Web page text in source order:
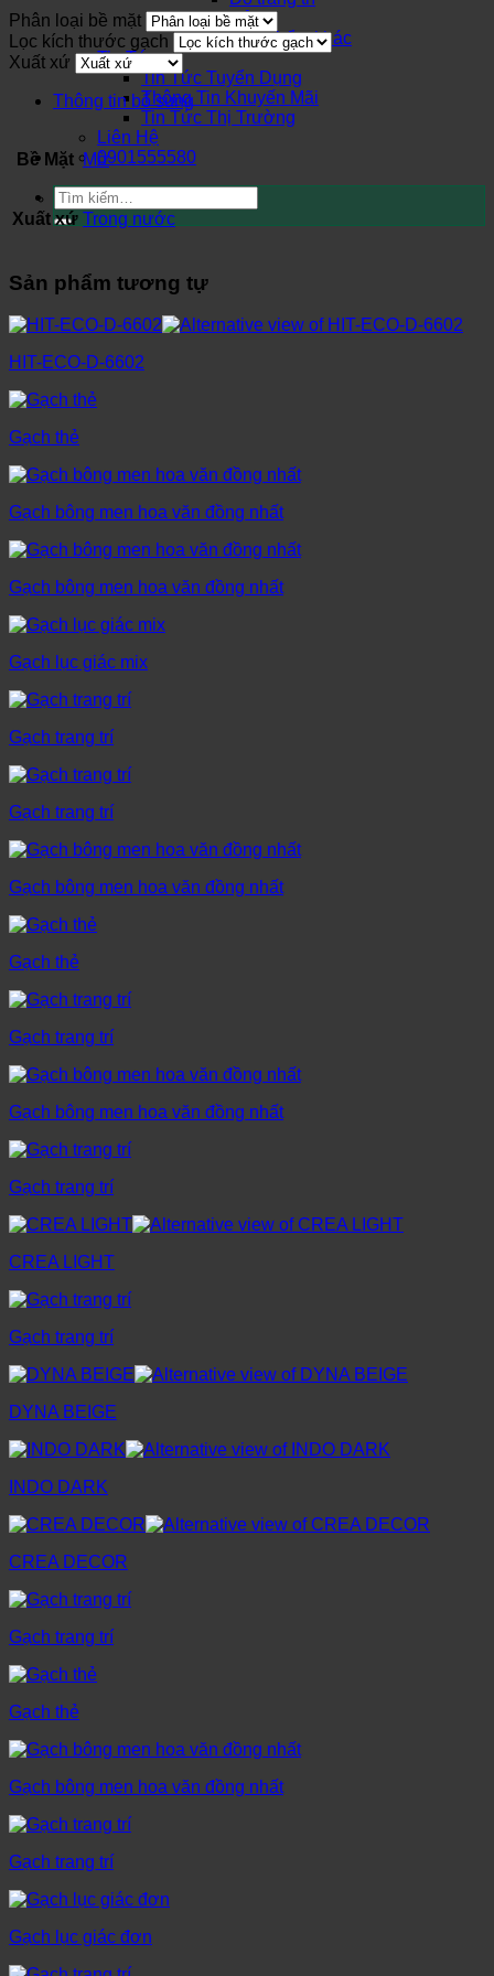
Cửa
Sản phẩm khác
Tin Tức
Tin Tức Tuyển Dụng
Thông Tin Khuyến Mãi
Tin Tức Thị Trường
Liên Hệ
0901555580
Tìm
kiếm:
Phân loại bề mặt
Lọc kích thước gạch
Xuất xứ
Thông tin bổ sung
Bề Mặt Mờ
Xuất xứ Trong nước
Sản phẩm tương tự
HIT-ECO-D-6602
Gạch thẻ
Gạch bông men hoa văn đồng nhất
Gạch bông men hoa văn đồng nhất
Gạch lục giác mix
Gạch trang trí
Gạch trang trí
Gạch bông men hoa văn đồng nhất
Gạch thẻ
Gạch trang trí
Gạch bông men hoa văn đồng nhất
Gạch trang trí
CREA LIGHT
Gạch trang trí
DYNA BEIGE
INDO DARK
CREA DECOR
Gạch trang trí
Gạch thẻ
Gạch bông men hoa văn đồng nhất
Gạch trang trí
Gạch lục giác đơn